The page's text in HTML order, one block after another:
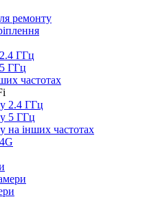
ремонту
ГГц
ГГц
частотах
2.4 ГГц
5 ГГц
на інших частотах